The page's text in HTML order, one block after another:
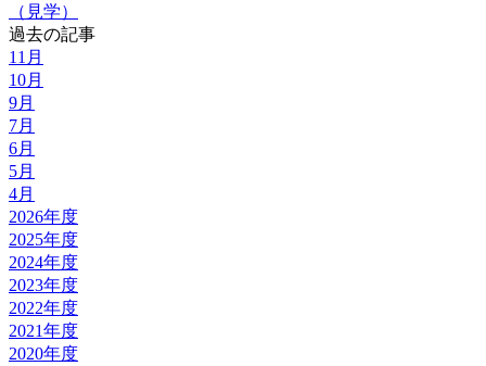
（見学）
過去の記事
11月
10月
9月
7月
6月
5月
4月
2026年度
2025年度
2024年度
2023年度
2022年度
2021年度
2020年度